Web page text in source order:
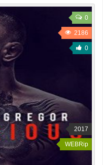
0
2186
0
2017
WEBRip